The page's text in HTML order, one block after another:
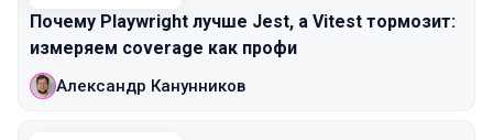
Почему Playwright лучше Jest, а Vitest тормозит:
измеряем coverage как профи
Александр Канунников